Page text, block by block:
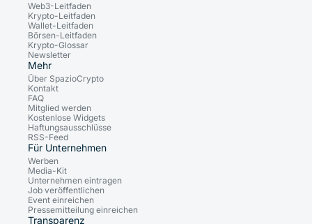
Web3-Leitfaden
Krypto-Leitfaden
Wallet-Leitfaden
Börsen-Leitfaden
Krypto-Glossar
Newsletter
Mehr
Über SpazioCrypto
Kontakt
FAQ
Mitglied werden
Kostenlose Widgets
Haftungsausschlüsse
RSS-Feed
Für Unternehmen
Werben
Media-Kit
Unternehmen eintragen
Job veröffentlichen
Event einreichen
Pressemitteilung einreichen
Transparenz